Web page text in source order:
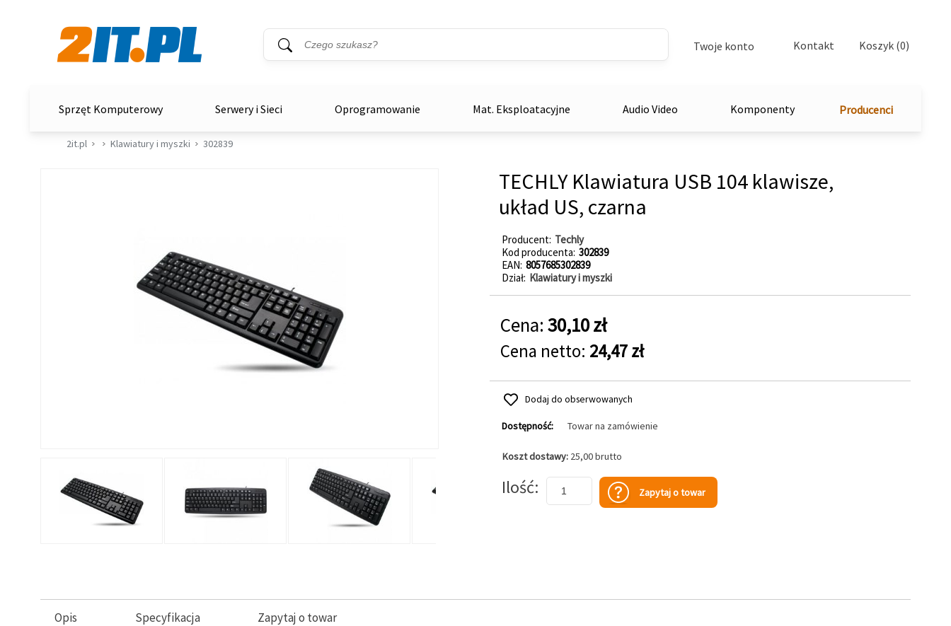
Wyszukiwarka
Słowo kluczowe
Twoje konto Kontakt Koszyk (0)
Sprzęt Komputerowy Serwery i Sieci Oprogramowanie Mat. Eksploatacyjne Audio Video Komponenty Producenci
2it.pl Klawiatury i myszki 302839
TECHLY Klawiatura USB 104 klawisze,
układ US, czarna
Producent Techly
Kod producenta 302839
EAN 8057685302839
Dział Klawiatury i myszki
Cena: 30,10 zł
Cena netto: 24,47 zł
Dodaj do obserwowanych
Dostępność: Towar na zamówienie
Koszt dostawy: 25,00 brutto
Ilość Zapytaj o towar
Opis Specyfikacja Zapytaj o towar